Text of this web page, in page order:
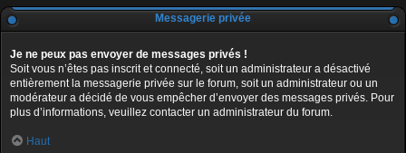
Messagerie privée
Je ne peux pas envoyer de messages privés !
Soit vous n’êtes pas inscrit et connecté, soit un administrateur a désactivé
entièrement la messagerie privée sur le forum, soit un administrateur ou un
modérateur a décidé de vous empêcher d’envoyer des messages privés. Pour
plus d’informations, veuillez contacter un administrateur du forum.
Haut